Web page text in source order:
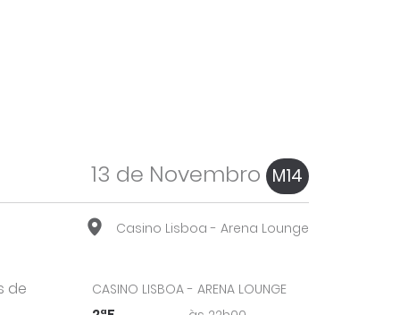
13 de Novembro M14
Casino Lisboa - Arena Lounge
de
CASINO LISBOA - ARENA LOUNGE